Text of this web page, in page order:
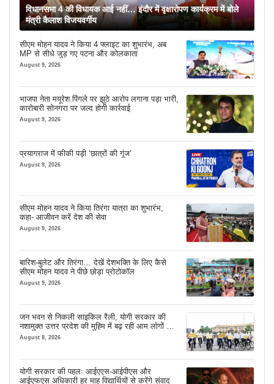
विधानसभा 4 की विधायक आई नहीं… इंदौर में वृक्षारोपण कार्यक्रम में बोले
मंत्री कैलाश विजयवर्गीय
सीएम मोहन यादव ने किया 4 फ्लाइट का शुभारंभ, अब
MP से सीधे जुड़ गए पटना और कोलकाता
August 9, 2026
भाजपा नेता मयूरेश पिंगले पर झूठे आरोप लगाना पड़ा भारी,
कारोबारी सोनगरा पर जल्द होगी कार्रवाई
August 9, 2026
प्रयागराज में फीकी पड़ी ‘छात्रों की गूंज’
August 9, 2026
सीएम मोहन यादव ने किया तिरंगा यात्रा का शुभारंभ,
कहा- आजीवन करें देश की सेवा
August 9, 2026
बारिश-बुलेट और तिरंगा… देखें देशभक्ति के लिए कैसे
सीएम मोहन यादव ने पीछे छोड़ा प्रोटोकॉल
August 9, 2026
जन भवन से निकली साइकिल रैली, योगी सरकार की
नशामुक्त उत्तर प्रदेश की मुहिम में बढ़ रही आम लोगों की
भागीदारी
August 8, 2026
योगी सरकार की पहलः आईएएस-आईपीएस और
आईएफएस अधिकारी हर माह विद्यार्थियों से करेंगे संवाद